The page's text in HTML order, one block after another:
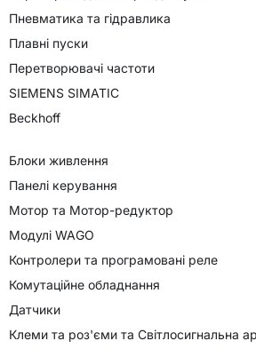
Пневматика та гідравлика
Плавні пуски
Перетворювачі частоти
SIEMENS SIMATIC
Beckhoff
Блоки живлення
Панелі керування
Мотор та Мотор-редуктор
Модулі WAGO
Контролери та програмовані реле
Комутаційне обладнання
Датчики
Клеми та роз'єми та Світлосигнальна